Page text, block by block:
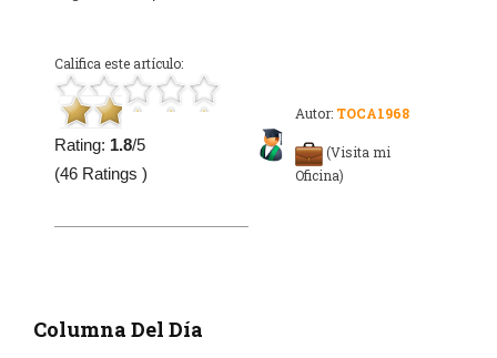
Califica este artículo:
Rating: 1.8/5
(46 Ratings )
Autor: TOCA1968
(Visita mi
Oficina)
Columna Del Día